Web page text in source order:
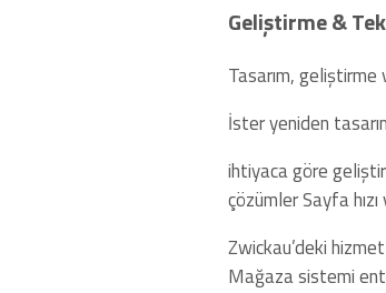
Geliştirme &
Tasarım, geliştirme
İster yeniden
ihtiyaca göre
çözümler Sayfa
Zwickau’deki
Mağaza sistemi